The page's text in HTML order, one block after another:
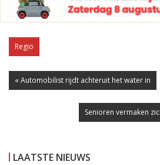
Regio
« Automobilist rijdt achteruit het water in
Senioren vermaken
LAATSTE NIEUWS